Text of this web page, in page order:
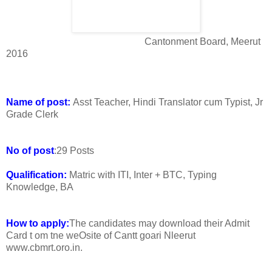
Cantonment Board, Meerut
2016
Name of post: Asst Teacher, Hindi Translator cum Typist, Jr
Grade Clerk
No of post:29 Posts
Qualification: Matric with ITI, Inter + BTC, Typing
Knowledge, BA
How to apply:The candidates may download their Admit
Card t om tne weOsite of Cantt goari Nleerut
www.cbmrt.oro.in.